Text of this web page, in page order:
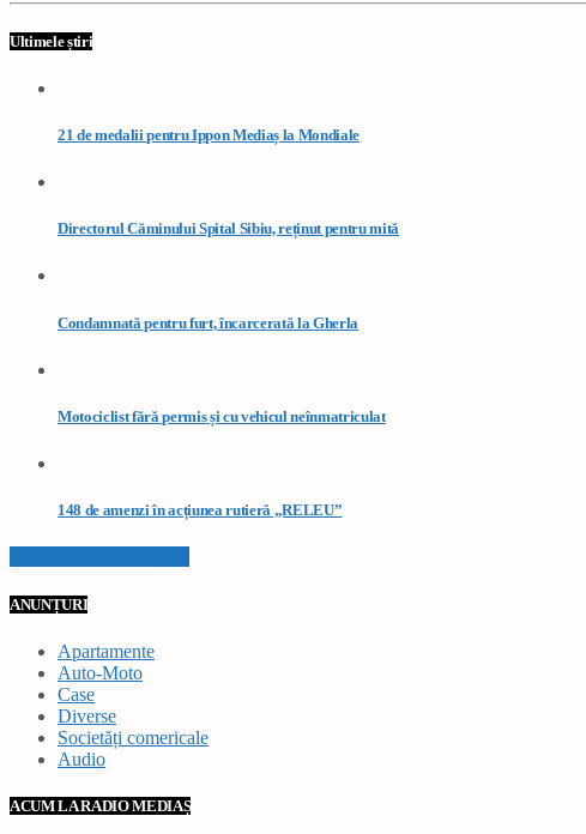
Ultimele știri
21 de medalii pentru Ippon Mediaș la Mondiale
Directorul Căminului Spital Sibiu, reținut pentru mită
Condamnată pentru furt, încarcerată la Gherla
Motociclist fără permis și cu vehicul neînmatriculat
148 de amenzi în acțiunea rutieră „RELEU”
ANUNȚURI
Apartamente
Auto-Moto
Case
Diverse
Societăți comericale
Audio
ACUM LA RADIO MEDIAȘ